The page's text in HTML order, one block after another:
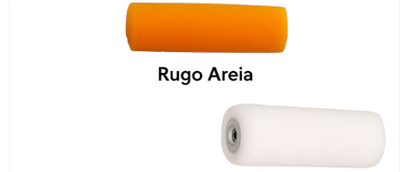
Entrar / Registar